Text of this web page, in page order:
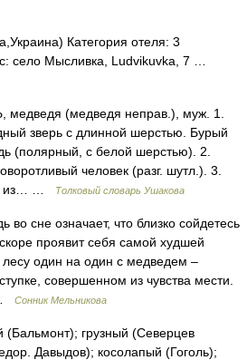
Категория отеля: 3
село Мысливка, Ludvikuvka, 7 …
(медведя неправ.), муж. 1.
зверь с длинной шерстью. Бурый
(полярный, с белой шерстью). 2.
человек (разг. шутл.). 3.
из… …
Толковый словарь Ушакова
сне означает, что близко сойдетесь
проявит себя самой худшей
лесу один на один с медведем –
совершенном из чувства мести.
Сонник Мельникова
(Бальмонт); грузный (Северцев
Давыдов); косолапый (Гоголь);